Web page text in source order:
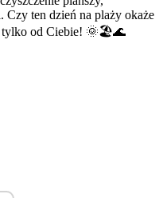
Czy ten dzień na plaży okaże
tylko od Ciebie! 🌞🏖️🌊